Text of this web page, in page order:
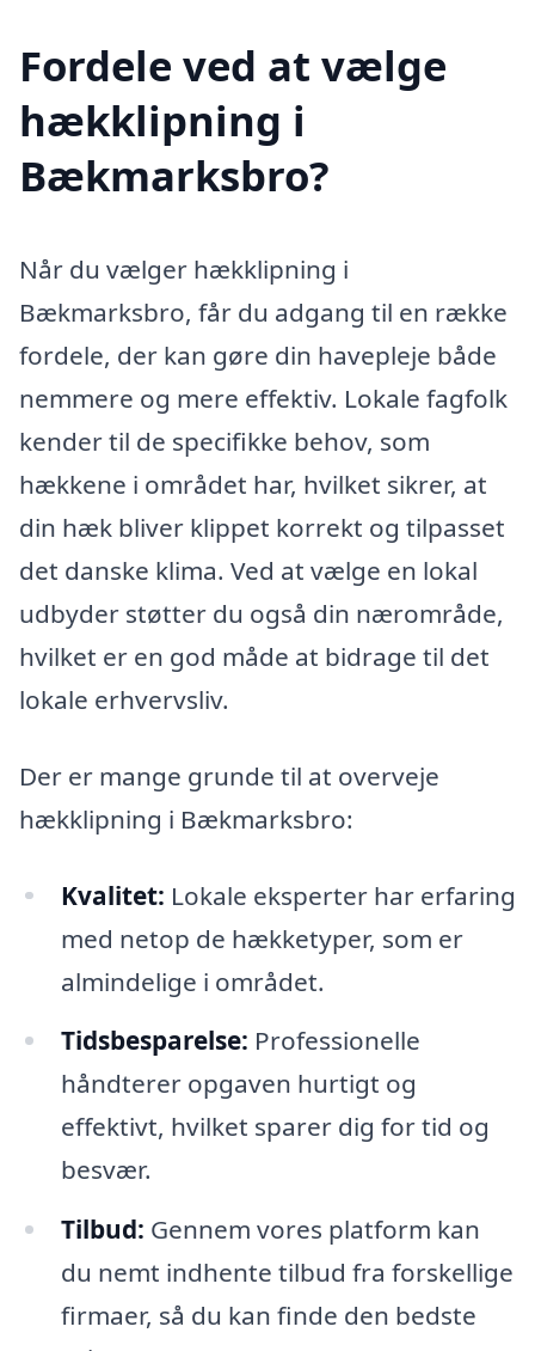
Fordele ved at vælge
hækklipning i
Bækmarksbro?
Når du vælger hækklipning i
Bækmarksbro, får du adgang til en række
fordele, der kan gøre din havepleje både
nemmere og mere effektiv. Lokale fagfolk
kender til de specifikke behov, som
hækkene i området har, hvilket sikrer, at
din hæk bliver klippet korrekt og tilpasset
det danske klima. Ved at vælge en lokal
udbyder støtter du også din nærområde,
hvilket er en god måde at bidrage til det
lokale erhvervsliv.
Der er mange grunde til at overveje
hækklipning i Bækmarksbro:
Kvalitet: Lokale eksperter har erfaring
med netop de hækketyper, som er
almindelige i området.
Tidsbesparelse: Professionelle
håndterer opgaven hurtigt og
effektivt, hvilket sparer dig for tid og
besvær.
Tilbud: Gennem vores platform kan
du nemt indhente tilbud fra forskellige
firmaer, så du kan finde den bedste